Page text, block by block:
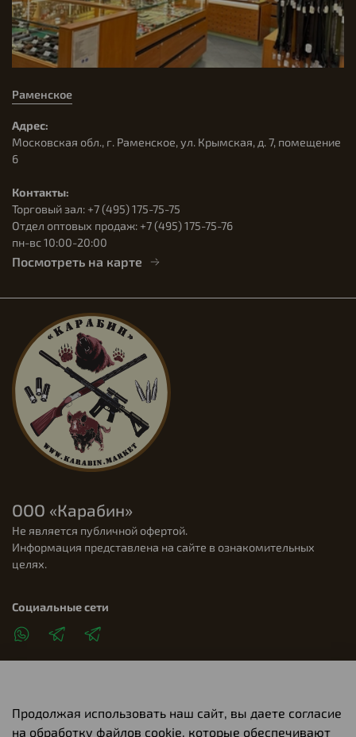
Раменское
Адрес:
Московская обл., г. Раменское, ул. Крымская, д. 7, помещение
6
Контакты:
Торговый зал: +7 (495) 175-75-75
Отдел оптовых продаж: +7 (495) 175-75-76
пн-вс 10:00-20:00
Посмотреть на карте
Клиентам
ООО «Карабин»
Не является публичной офертой.
Информация представлена на сайте в ознакомительных
целях.
Социальные сети
Продолжая использовать наш сайт, вы даете согласие
на обработку файлов cookie, которые обеспечивают